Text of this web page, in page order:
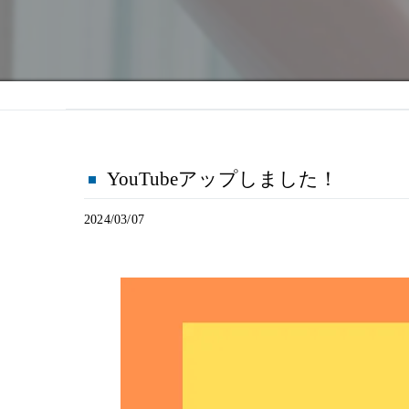
YouTubeアップしました！
2024/03/07